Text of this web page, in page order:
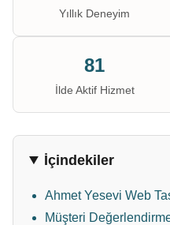
Yıllık Deneyim
81
İlde Aktif Hizmet
İçindekiler
Ahmet Yesevi Web
Müşteri